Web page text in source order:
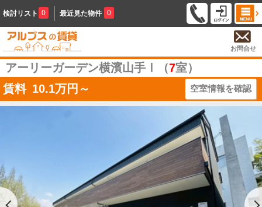
検討リスト 0 最近見た物件 0
お問合せ
アーリーガーデン横濱山手Ⅰ（7室）
賃料 10.1万円～ 空室情報を確認